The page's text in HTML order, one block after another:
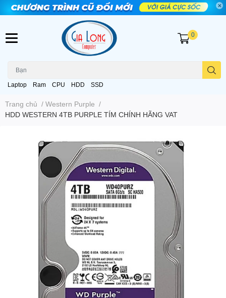
Laptop Ram CPU HDD SSD
0
Trang chủ / Western Purple /
HDD WESTERN 4TB PURPLE TÍM CHÍNH HÃNG VAT